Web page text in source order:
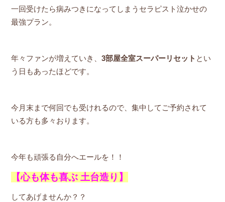
一回受けたら病みつきになってしまうセラピスト泣かせの
最強プラン。
年々ファンが増えていき、 3部屋全室スーパーリセット とい
う日もあったほどです。
今月末まで何回でも受けれるので、集中してご予約されて
いる方も多々おります。
今年も頑張る自分へエールを！！
【心も体も喜ぶ 土台造り】
してあげませんか？？